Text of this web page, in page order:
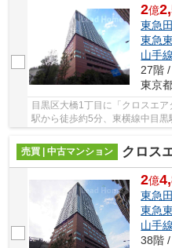
2億
東急
東急
山手線
27階
東京
目黒区大橋1丁目に「クロスエ
駅から徒歩約5分、東横線中目黒
徒歩約18分。 10路線3駅利用可
売買 | 中古マンション
クロス
2億
東急
東急
山手線
38階